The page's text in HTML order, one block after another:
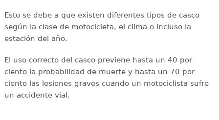
Esto se debe a que existen diferentes tipos de casco
según la clase de motocicleta, el clima o incluso la
estación del año.
El uso correcto del casco previene hasta un 40 por
ciento la probabilidad de muerte y hasta un 70 por
ciento las lesiones graves cuando un motociclista sufre
un accidente vial.